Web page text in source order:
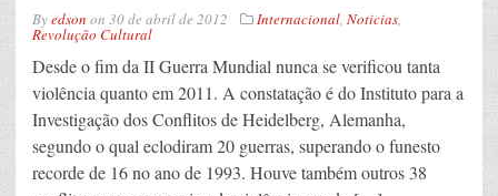
Byedson on 30 de abril de 2012 Internacional, Noticias,
Revolução Cultural
Desde o fim da II Guerra Mundial nunca se verificou tanta
violência quanto em 2011. A constatação é do Instituto para a
Investigação dos Conflitos de Heidelberg, Alemanha,
segundo o qual eclodiram 20 guerras, superando o funesto
recorde de 16 no ano de 1993. Houve também outros 38